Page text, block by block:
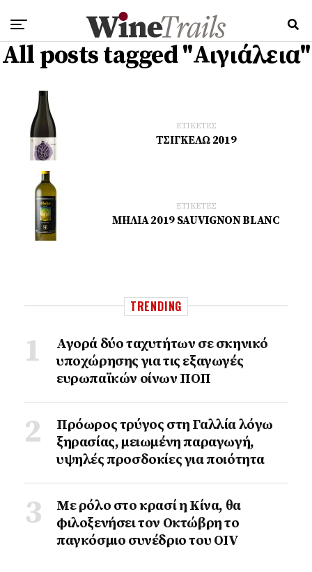
All posts tagged "Αιγιάλεια"
ΕΤΙΚΕΤΕΣ
ΤΣΙΓΚΕΛΩ 2019
ΕΤΙΚΕΤΕΣ
ΜΗΛΙΑ 2019 SAUVIGNON BLANC
TRENDING
Αγορά δύο ταχυτήτων σε σκηνικό
υποχώρησης για τις εξαγωγές
ευρωπαϊκών οίνων ΠΟΠ
Πρόωρος τρύγος στη Γαλλία λόγω
ξηρασίας, μειωμένη παραγωγή,
υψηλές προσδοκίες για ποιότητα
Με ρόλο στο κρασί η Κίνα, θα
φιλοξενήσει τον Οκτώβρη το
παγκόσμιο συνέδριο του ΟΙV